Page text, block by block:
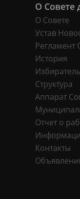
О Совете
О Совете
Устав
Регламент
История
Структура
Аппарат
Отчет о
Контакты